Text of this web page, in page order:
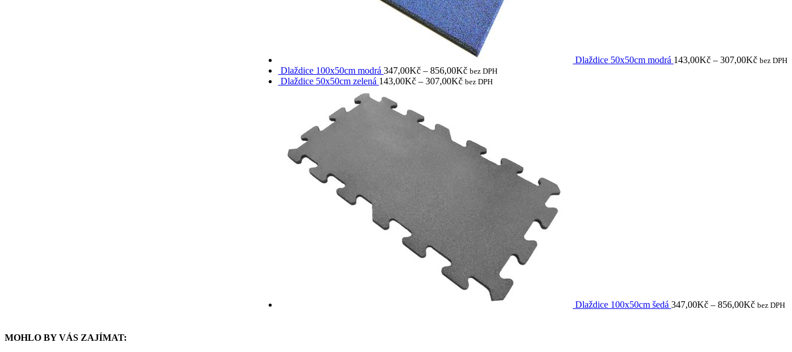
Dlaždice 50x50cm modrá 143,00Kč – 307,00Kč bez DPH
Dlaždice 100x50cm modrá 347,00Kč – 856,00Kč bez DPH
Dlaždice 50x50cm zelená 143,00Kč – 307,00Kč bez DPH
Dlaždice 100x50cm šedá 347,00Kč – 856,00Kč bez DPH
MOHLO BY VÁS ZAJÍMAT: